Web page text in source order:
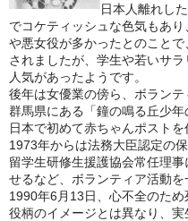
日本人離れし
でコケティッシュな色気もあ
や悪女役が多かったとのこと
されましたが、学生や若いサ
人気があったようです。
後年は女優業の傍ら、ボラン
群馬県にある「鐘の鳴る丘少年
日本で初めて赤ちゃんポストを
1973年からは法務大臣認定の
留学生研修生援護協会常任理
せるなど、ボランティア活動を
1990年6月13日、心不全のため
役柄のイメージとは異なり、